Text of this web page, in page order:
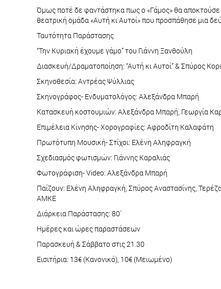
Όμως ποτέ δε φαντάστηκα πως ο «Γάμος» θα αποκτούσε
θεατρική ομάδα «Αυτή κι Αυτοί» που προσπάθησε μια
Ταυτότητα Παράστασης
“Την Κυριακή έχουμε γάμο” του Γιάννη Ξανθούλη
Διασκευή/Δραματοποίηση: “Αυτή κι Αυτοί” & Σπύρος
Σκηνοθεσία: Αντρέας Ψύλλιας
Σκηνογράφος- Ενδυματολόγος: Αλεξάνδρα Μπαρή
Κατασκευή κοστουμιών: Αλεξάνδρα Μπαρή, Γεωργία
Επιμέλεια Κίνησης- Χορογραφίες: Αφροδίτη Καλαφάτη
Πρωτότυπη Μουσική- Στίχοι: Ελένη Αληφραγκή
Σχεδιασμός φωτισμών: Γιάννης Καραλιάς
Φωτογράφιση- Video: Αλεξάνδρα Μπαρή
Παίζουν: Ελένη Αληφραγκή, Σπύρος Αναστασίνης,
ΑΜΚΕ
Διάρκεια Παράστασης: 80΄
Ημέρες και ώρες παραστάσεων
Παρασκευή & Σάββατο στις 21.30
Εισιτήρια: 13€ (Κανονικό), 10€ (Μειωμένο)